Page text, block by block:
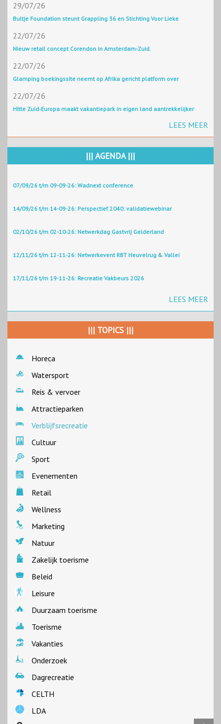
29/07/26
Bultje Foundation steunt Grappling 36 en Stichting Voor Lieke
22/07/26
Nieuw retail concept Corendon in Amsterdam-Zuid.
22/07/26
Glamping boekingssite neemt op Afrika gericht platform over
22/07/26
Hitte Zuid-Europa maakt vakantiepark in eigen land aantrekkelijker
LEES MEER
||| AGENDA |||
07/09/26 t/m 09-09-26: Wadnext conference
14/09/26 t/m 14-09-26: Perspectief 2040: validatiewebinar
02/10/26 t/m 02-10-26: Netwerkdag Gastvrij Gelderland
12/11/26 t/m 12-11-26: Netwerkevent RBT Heuvelrug & Vallei
17/11/26 t/m 19-11-26: Recreatie Vakbeurs 2026
LEES MEER
||| TOPICS |||
Horeca
Watersport
Reis & vervoer
Attractieparken
Verblijfsrecreatie
Cultuur
Sport
Evenementen
Retail
Wellness
Marketing
Natuur
Zakelijk toerisme
Beleid
Leisure
Duurzaam toerisme
Toerisme
Vakanties
Onderzoek
Dagrecreatie
CELTH
LDA